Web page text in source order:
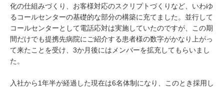
化の仕組みづくり、お客様対応のスクリプトづくりなど、いわゆ
るコールセンターの基礎的な部分の構築に充てました。並行して
コールセンターとして電話応対は実施していたのですが、この期
間だけでも提携先病院にご紹介する患者様の数字がかなり上がっ
て来たことを受け、3か月後にはメンバーを拡充してもらいまし
た。
入社から1年半が経過した現在は6名体制になり、このとき採用し